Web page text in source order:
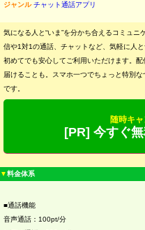
ジャンル チャット通話アプリ
気になる人と“いま”を分かち合えるコミュ
信や1対1の通話、チャットなど、気軽に人
初めてでも安心してご利用いただけます。
届けることも。スマホ一つでちょっと特別
です。
随時キ
[PR] 今すぐ
▼料金体系
■通話機能
音声通話：100pt/分